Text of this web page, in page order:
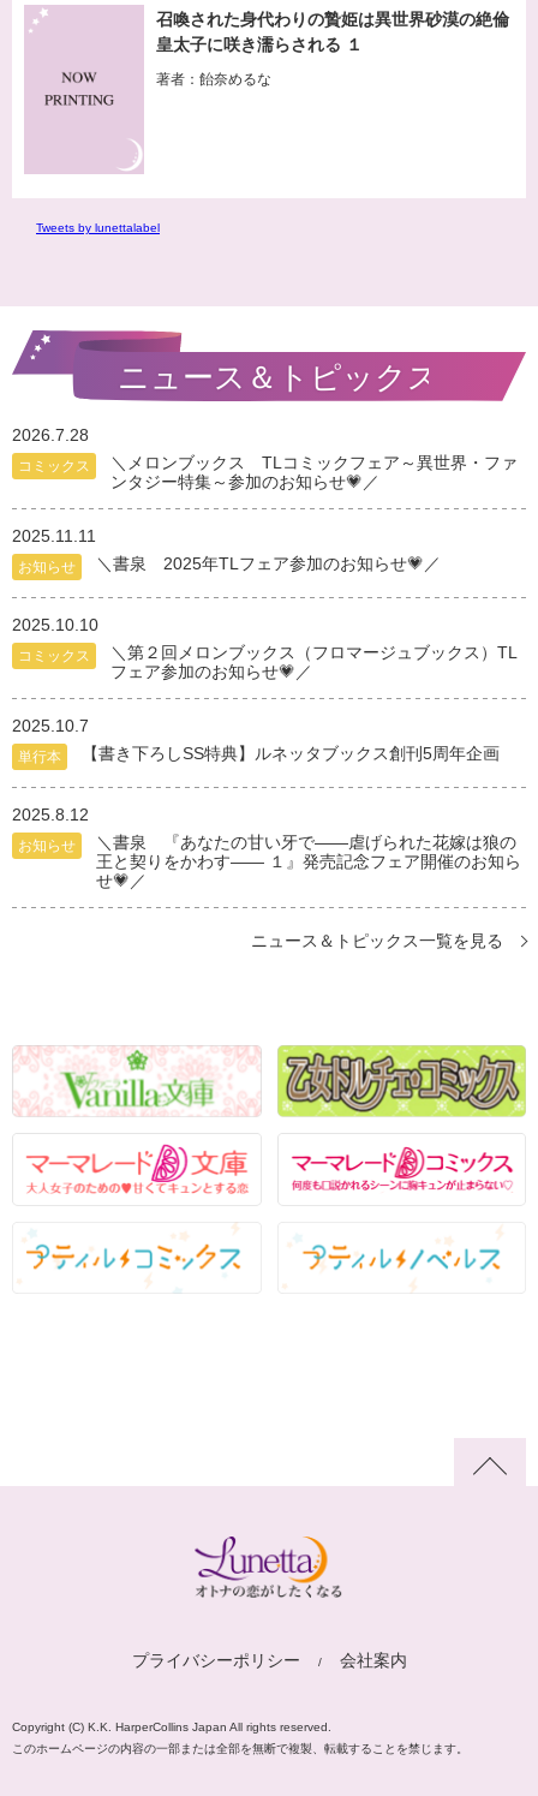
召喚された身代わりの贄姫は異世界砂漠の絶倫
皇太子に咲き濡らされる １
著者：飴奈めるな
Tweets by lunettalabel
2026.7.28
コミックス
＼メロンブックス TLコミックフェア～異世界・ファ
ンタジー特集～参加のお知らせ💗／
2025.11.11
お知らせ ＼書泉 2025年TLフェア参加のお知らせ💗／
2025.10.10
コミックス
＼第２回メロンブックス（フロマージュブックス）TL
フェア参加のお知らせ💗／
2025.10.7
単行本 【書き下ろしSS特典】ルネッタブックス創刊5周年企画
2025.8.12
お知らせ
＼書泉 『あなたの甘い牙で――虐げられた花嫁は狼の
王と契りをかわす―― １』発売記念フェア開催のお知ら
せ💗／
ニュース＆トピックス一覧を見る
プライバシーポリシー 会社案内
Copyright (C) K.K. HarperCollins Japan All rights reserved.
このホームページの内容の一部または全部を無断で複製、転載することを禁じます。